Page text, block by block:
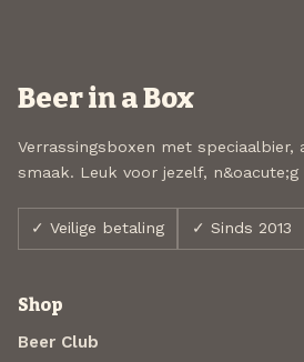
Beer in a Box
Verrassingsboxen met speciaalbier,
smaak. Leuk voor jezelf, n&oacute;g
✓ Veilige betaling ✓ Sinds 2013
Shop
Beer Club